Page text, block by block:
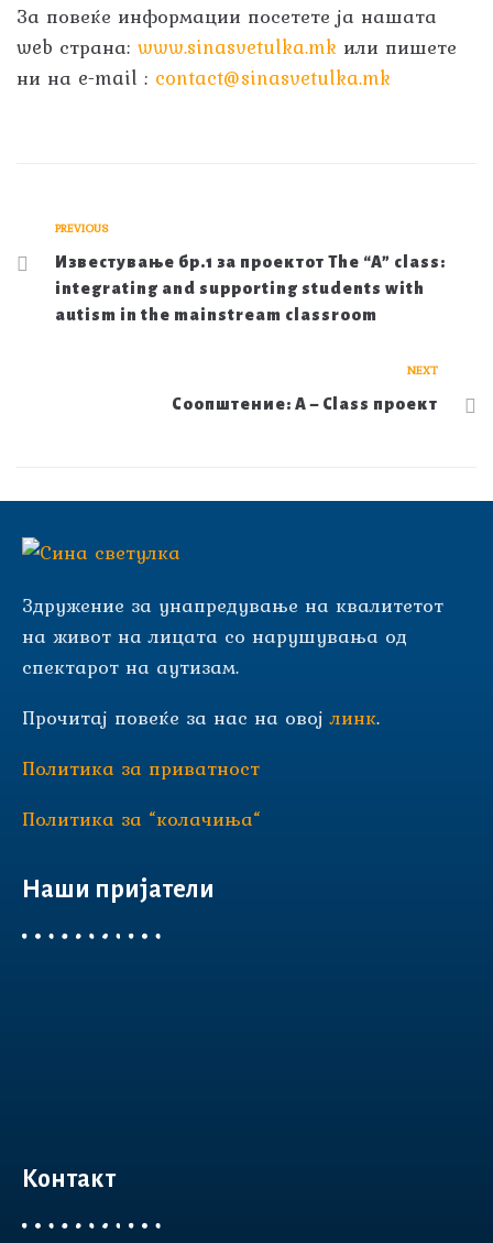
За повеќе информации посетете ја нашата
web страна: www.sinasvetulka.mk или пишете
ни на e-mail : contact@sinasvetulka.mk
PREVIOUS
Известување бр.1 за проектот The “A” class:
integrating and supporting students with
autism in the mainstream classroom
NEXT
Соопштение: A – Class проект
Здружение за унапредување на квалитетот
на живот на лицата со нарушувања од
спектарот на аутизам.
Прочитај повеќе за нас на овојлинк.
Политика за приватност
Политика за “колачиња“
Наши пријатели
Контакт